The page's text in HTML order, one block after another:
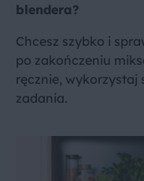
blendera?
Chcesz szybko i
po zakończeniu
ręcznie, wykorzystaj
zadania.